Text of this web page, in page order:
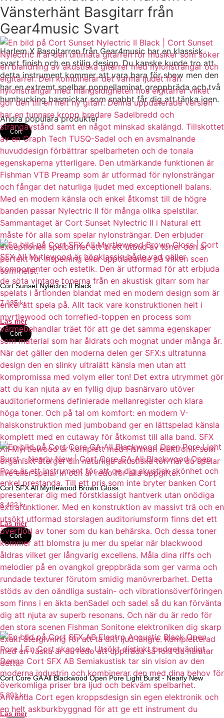
Vänsterhänt Basgitarr från
Gear4music Svart
Harlem X Basgitarren från Gear4music har en klassisk
svart finish och en stilig design. Du kanske kunde tro att
detta instrument kommer att vara bara för show men den
har en extremt spelbar poppellaminat greppbräda och två
humbucking basmickar som snabbt får dig att tänka igen.
Andra populära produkter
Cort
Cort Sunset Nylectric II Black
7 135kr
Läs mer
Cort
Cort SFX All Myrtlewood Brown Gloss
8 422kr
Läs mer
Cort
Cort Core GA All Blackwood Open Pore Light Burst - Nearly New
5 891kr
Läs mer